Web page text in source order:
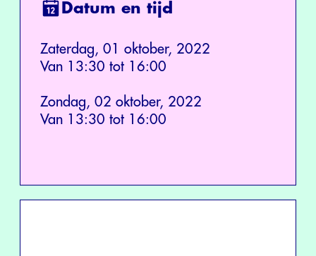
Datum en tijd
Zaterdag, 01 oktober, 2022
Van 13:30 tot 16:00
Zondag, 02 oktober, 2022
Van 13:30 tot 16:00